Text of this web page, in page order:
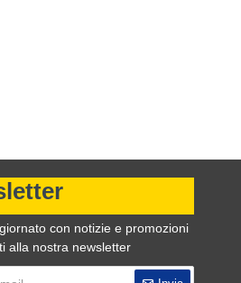
con notizie e promozioni
alla nostra newsletter